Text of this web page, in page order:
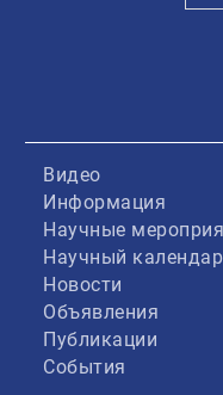
Видео
Информация
Научные
Научный
Новости
Объявления
Публикации
События